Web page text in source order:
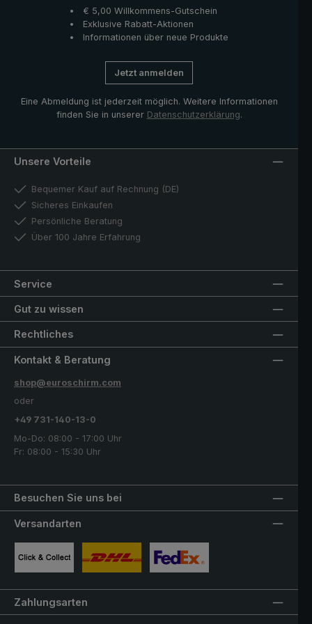
€ 5,00 Willkommens-Gutschein
Exklusive Rabatt-Aktionen
Informationen über neue Produkte
Jetzt anmelden
Eine Abmeldung ist jederzeit möglich. Weitere Informationen
finden Sie in unserer Datenschutzerklärung.
Unsere Vorteile
Bequemer Kauf auf Rechnung (DE)
Sicheres Einkaufen
Persönliche Beratung
Über 100 Jahre Erfahrung
Service
Gut zu wissen
Rechtliches
Besuchen Sie uns bei
Kontakt & Beratung
shop@euroschirm.com
oder
+49 731-140-13-0
Mo-Do: 08:00 - 17:00 Uhr
Fr: 08:00 - 15:30 Uhr
Versandarten
Zahlungsarten